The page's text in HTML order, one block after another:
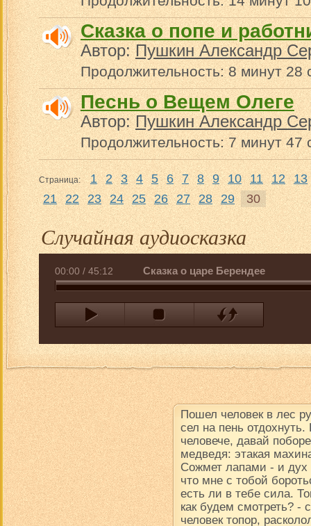
Сказка о попе и
Автор:Пушкин Александр
Продолжительность: 8 минут 28
Песнь о Вещем Олеге
Автор:Пушкин Александр
Продолжительность: 7 минут 47
Страница: 1 2 3 4 5 6 7 8 9 10 11 12 13
21
22 23 24 25 26 27 28 29 30
Случайная аудиосказка
00:00 / 45:12 Сказка о царе Берендее
Пошел человек в лес
сел на пень
человече, давай
медведя: этакая
Сожмет лапами - и дух
что мне с тобой
есть ли в тебе сила.
как будем смотреть? -
человек топор,